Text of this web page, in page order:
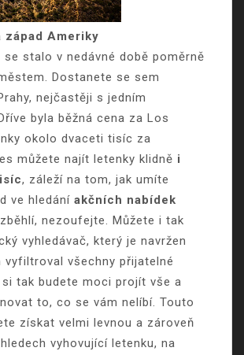
západ Ameriky
se stalo v nedávné době poměrně
Dostanete se sem
nejčastěji s jedním
byla běžná cena za Los
okolo dvaceti tisíc za
můžete najít letenky klidně i
, záleží na tom, jak umíte
ve hledání akčních nabídek
nezoufejte. Můžete i tak
vyhledávač, který je navržen
vyfiltroval všechny přijatelné
si tak budete moci projít vše a
to, co se vám nelíbí. Touto
získat velmi levnou a zároveň
vyhovující letenku, na